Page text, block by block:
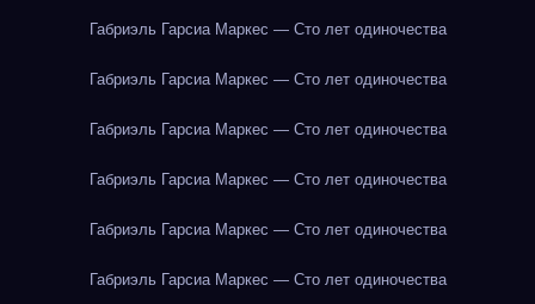
Габриэль Гарсиа Маркес — Сто лет одиночества
Габриэль Гарсиа Маркес — Сто лет одиночества
Габриэль Гарсиа Маркес — Сто лет одиночества
Габриэль Гарсиа Маркес — Сто лет одиночества
Габриэль Гарсиа Маркес — Сто лет одиночества
Габриэль Гарсиа Маркес — Сто лет одиночества